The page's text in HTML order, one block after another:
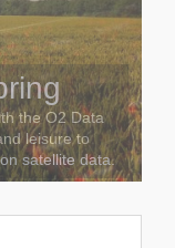
easy-access to
the O2 Data
leisure to
satellite data.
測に対応しま